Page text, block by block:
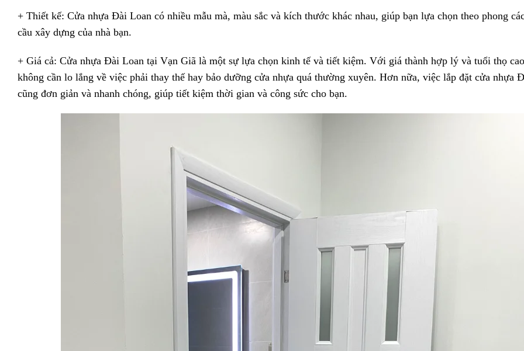
+ Thiết kế: Cửa nhựa Đài Loan có nhiều mẫu mà, màu sắc và kích thước khác nhau, giúp bạn lựa chọn theo phong
cầu xây dựng của nhà bạn.
+ Giá cả: Cửa nhựa Đài Loan tại Vạn Giã là một sự lựa chọn kinh tế và tiết kiệm. Với giá thành hợp lý và tuổi thọ
không cần lo lắng về việc phải thay thế hay bảo dưỡng cửa nhựa quá thường xuyên. Hơn nữa, việc lắp đặt cửa nhựa
cũng đơn giản và nhanh chóng, giúp tiết kiệm thời gian và công sức cho bạn.